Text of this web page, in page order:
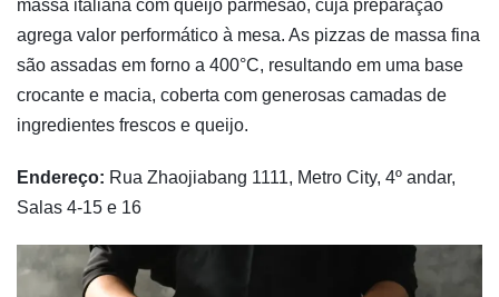
massa italiana com queijo parmesão, cuja preparação
agrega valor performático à mesa. As pizzas de massa fina
são assadas em forno a 400°C, resultando em uma base
crocante e macia, coberta com generosas camadas de
ingredientes frescos e queijo.
Endereço: Rua Zhaojiabang 1111, Metro City, 4º andar,
Salas 4-15 e 16